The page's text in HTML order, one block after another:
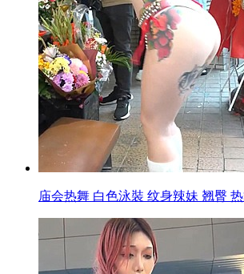
庙会热舞 白色泳裝 纹身辣妹 翘臀 热